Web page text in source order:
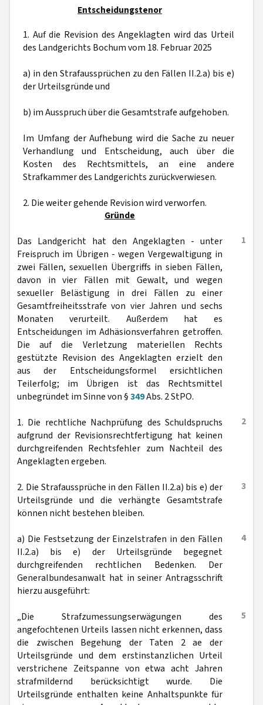
Entscheidungstenor
1. Auf die Revision des Angeklagten wird das Urteil
des Landgerichts Bochum vom 18. Februar 2025
a) in den Strafaussprüchen zu den Fällen II.2.a) bis e)
der Urteilsgründe und
b) im Ausspruch über die Gesamtstrafe aufgehoben.
Im Umfang der Aufhebung wird die Sache zu neuer
Verhandlung und Entscheidung, auch über die
Kosten des Rechtsmittels, an eine andere
Strafkammer des Landgerichts zurückverwiesen.
2. Die weiter gehende Revision wird verworfen.
Gründe
1
Das Landgericht hat den Angeklagten - unter
Freispruch im Übrigen - wegen Vergewaltigung in
zwei Fällen, sexuellen Übergriffs in sieben Fällen,
davon in vier Fällen mit Gewalt, und wegen
sexueller Belästigung in drei Fällen zu einer
Gesamtfreiheitsstrafe von vier Jahren und sechs
Monaten verurteilt. Außerdem hat es
Entscheidungen im Adhäsionsverfahren getroffen.
Die auf die Verletzung materiellen Rechts
gestützte Revision des Angeklagten erzielt den
aus der Entscheidungsformel ersichtlichen
Teilerfolg; im Übrigen ist das Rechtsmittel
unbegründet im Sinne von §349Abs. 2 StPO.
2
1. Die rechtliche Nachprüfung des Schuldspruchs
aufgrund der Revisionsrechtfertigung hat keinen
durchgreifenden Rechtsfehler zum Nachteil des
Angeklagten ergeben.
3
2. Die Strafaussprüche in den Fällen II.2.a) bis e) der
Urteilsgründe und die verhängte Gesamtstrafe
können nicht bestehen bleiben.
4
a) Die Festsetzung der Einzelstrafen in den Fällen
II.2.a) bis e) der Urteilsgründe begegnet
durchgreifenden rechtlichen Bedenken. Der
Generalbundesanwalt hat in seiner Antragsschrift
hierzu ausgeführt:
5
„Die Strafzumessungserwägungen des
angefochtenen Urteils lassen nicht erkennen, dass
die zwischen Begehung der Taten 2 ae der
Urteilsgründe und dem erstinstanzlichen Urteil
verstrichene Zeitspanne von etwa acht Jahren
strafmildernd berücksichtigt wurde. Die
Urteilsgründe enthalten keine Anhaltspunkte für